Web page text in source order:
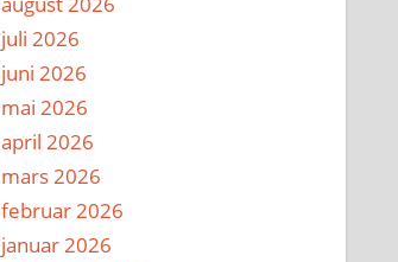
juli 2026
juni 2026
mai 2026
april 2026
mars 2026
februar 2026
januar 2026